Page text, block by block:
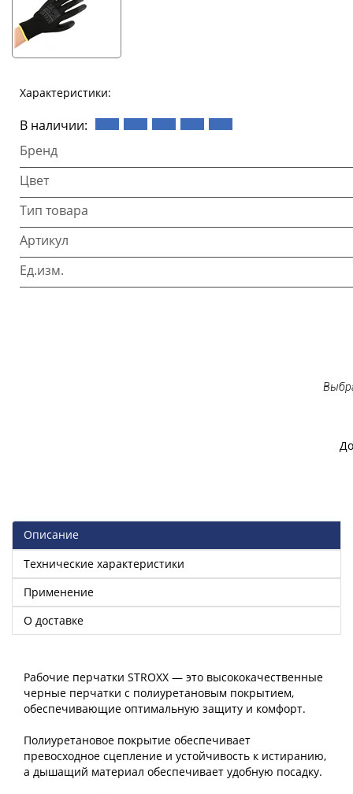
Характеристики:
В наличии:
Бренд
Цвет
Тип товара
Артикул
Ед.изм.
Описание
Технические характеристики
Применение
О доставке
Рабочие перчатки STROXX — это высококачественные
черные перчатки с полиуретановым покрытием,
обеспечивающие оптимальную защиту и комфорт.
Полиуретановое покрытие обеспечивает
превосходное сцепление и устойчивость к истиранию,
а дышащий материал обеспечивает удобную посадку.